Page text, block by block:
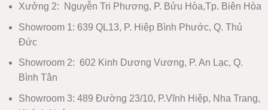
Xưởng 2: Nguyễn Tri Phương, P. Bửu Hòa,Tp. Biên Hòa
Showroom 1: 639 QL13, P. Hiệp Bình Phước, Q. Thủ
Đức
Showroom 2: 602 Kinh Dương Vương, P. An Lạc, Q.
Bình Tân
Showroom 3: 489 Đường 23/10, P.Vĩnh Hiệp, Nha Trang,